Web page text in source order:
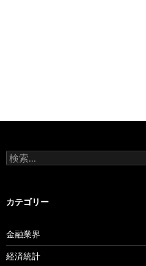
検
索:
カテゴリー
金融業界
経済統計